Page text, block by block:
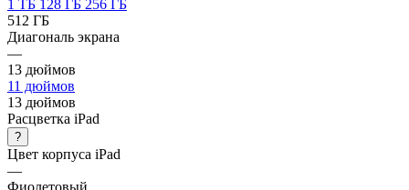
1 ТБ 128 ГБ 256 ГБ
512 ГБ
Диагональ экрана
—
13 дюймов
11 дюймов
13 дюймов
Расцветка iPad
?
Цвет корпуса iPad
—
Фиолетовый